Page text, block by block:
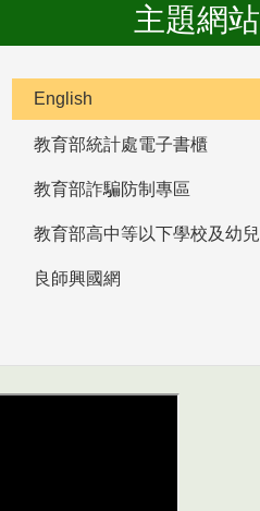
主題網站
English
教育部統計處電子書櫃
教育部詐騙防制專區
良師興國網